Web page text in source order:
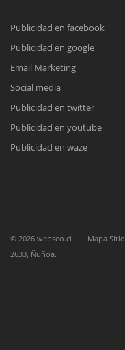
Nuestros ejecutivos le
Meet
Complete el
para enviarnos un
Publicidad en facebook
Publicidad en google
Email Marketing
Social media
Publicidad en twitter
Publicidad en youtube
Publicidad en waze
© 2026 webseo.cl Mapa Sitio
2633, Ñuñoa.